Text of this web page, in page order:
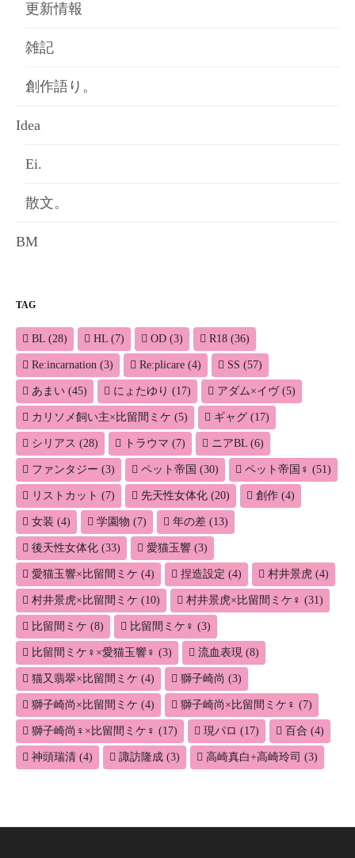
更新情報
雑記
創作語り。
Idea
Ei.
散文。
BM
TAG
BL (28) HL (7) OD (3) R18 (36)
Re:incarnation (3) Re:plicare (4) SS (57)
あまい (45) にょたゆり (17) アダム×イヴ(5)
カリソメ飼い主×比留間ミケ (5) ギャグ (17)
シリアス (28) トラウマ (7) ニアBL (6)
ファンタジー (3) ペット帝国 (30) ペット帝国♀ (51)
リストカット (7) 先天性女体化 (20) 創作 (4)
女装 (4) 学園物 (7) 年の差 (13)
後天性女体化 (33) 愛猫玉響 (3)
愛猫玉響×比留間ミケ (4) 捏造設定 (4) 村井景虎 (4)
村井景虎×比留間ミケ (10) 村井景虎×比留間ミケ♀ (31)
比留間ミケ (8) 比留間ミケ♀ (3)
比留間ミケ♀×愛猫玉響♀ (3) 流血表現 (8)
猫又翡翠×比留間ミケ (4) 獅子崎尚 (3)
獅子崎尚×比留間ミケ (4) 獅子崎尚×比留間ミケ♀ (7)
獅子崎尚♀×比留間ミケ♀ (17) 現パロ (17) 百合 (4)
神頭瑞清 (4) 諏訪隆成 (3) 高崎真白+高崎玲司 (3)